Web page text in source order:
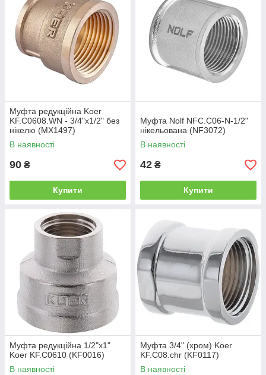
Муфта редукційна Koer
KF.C0608.WN - 3/4"x1/2" без
нікелю (MX1497)
В наявності
90 ₴
Купити
Муфта Nolf NFC.C06-N-1/2"
нікельована (NF3072)
В наявності
42 ₴
Купити
Муфта редукційна 1/2"х1"
Koer KF.C0610 (KF0016)
В наявності
Муфта 3/4" (хром) Koer
KF.C08.chr (KF0117)
В наявності